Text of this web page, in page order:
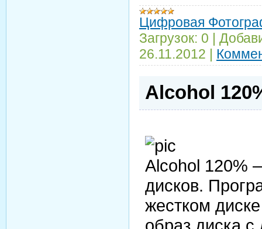
Цифровая
Загрузок: 0
26.11.2012
Alcohol
Alcohol 120%
дисков.
жестком